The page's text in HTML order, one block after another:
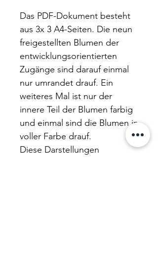
Das PDF-Dokument besteht
aus 3x 3 A4-Seiten. Die neun
freigestellten Blumen der
entwicklungsorientierten
Zugänge sind darauf einmal
nur umrandet drauf. Ein
weiteres Mal ist nur der
innere Teil der Blumen farbig
und einmal sind die Blumen in
voller Farbe drauf.
Diese Darstellungen